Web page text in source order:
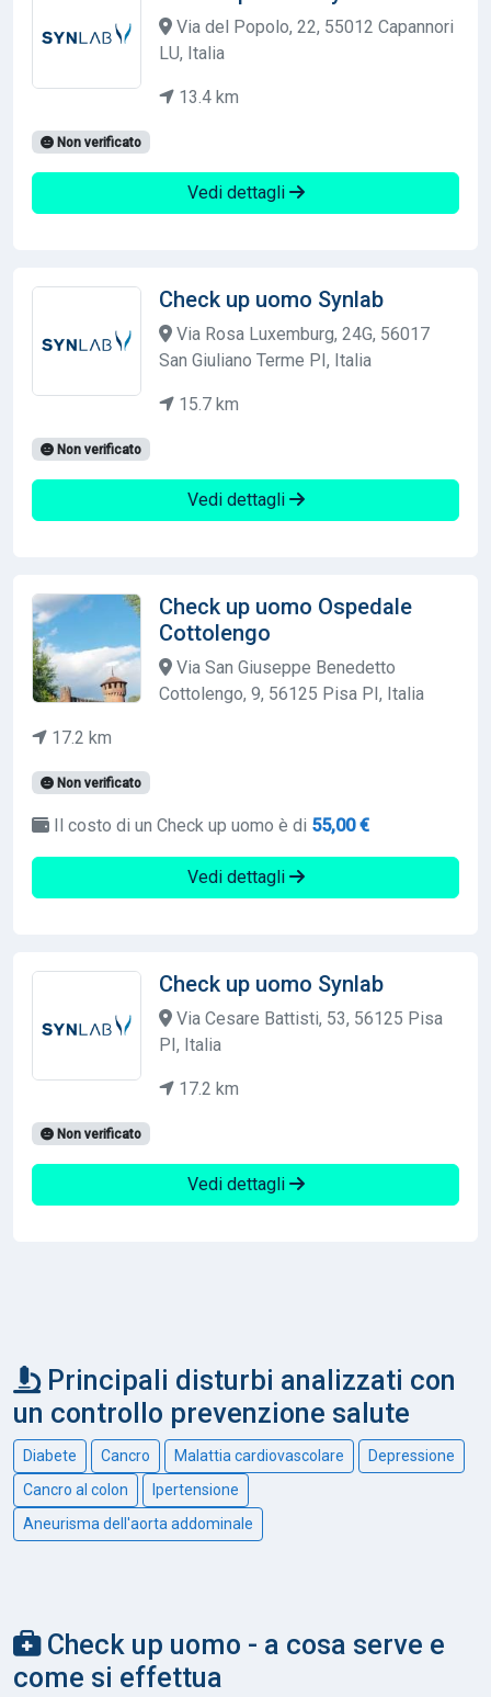
Via del Popolo, 22, 55012 Capannori
LU, Italia
13.4 km
Non verificato
Vedi dettagli
Check up uomo Synlab
Via Rosa Luxemburg, 24G, 56017
San Giuliano Terme PI, Italia
15.7 km
Non verificato
Vedi dettagli
Check up uomo Ospedale
Cottolengo
Via San Giuseppe Benedetto
Cottolengo, 9, 56125 Pisa PI, Italia
17.2 km
Non verificato
Il costo di un Check up uomo è di 55,00 €
Vedi dettagli
Check up uomo Synlab
Via Cesare Battisti, 53, 56125 Pisa
PI, Italia
17.2 km
Non verificato
Vedi dettagli
Principali disturbi analizzati con
un controllo prevenzione salute
Diabete Cancro Malattia cardiovascolare
Depressione
Cancro al colon
Ipertensione
Aneurisma dell'aorta addominale
Check up uomo - a cosa serve e
come si effettua